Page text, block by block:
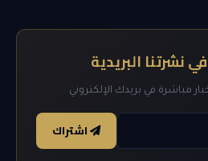
نشرتنا البريدية
مباشرة في بريدك الإلكتروني
اشتراك